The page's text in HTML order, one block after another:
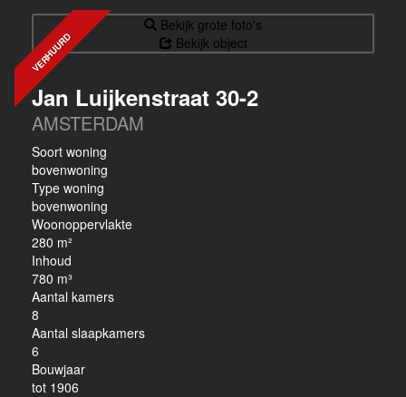
VERHUURD
Bekijk grote foto's
Bekijk object
Jan Luijkenstraat 30-2
AMSTERDAM
Soort woning
bovenwoning
Type woning
bovenwoning
Woonoppervlakte
280 m²
Inhoud
780 m³
Aantal kamers
8
Aantal slaapkamers
6
Bouwjaar
tot 1906